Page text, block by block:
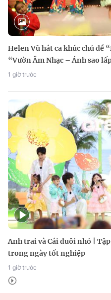
Helen Vũ hát ca khúc chủ đề
“Vườn Âm Nhạc – Ánh sao
1 giờ trước
Anh trai và Cái đuôi nhỏ |
trong ngày tốt nghiệp
1 giờ trước